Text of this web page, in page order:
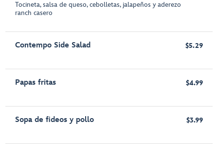
Tocineta, salsa de queso, cebolletas, jalapeños y aderezo
ranch casero
Contempo Side Salad $5.29
Papas fritas $4.99
Sopa de fideos y pollo $3.99